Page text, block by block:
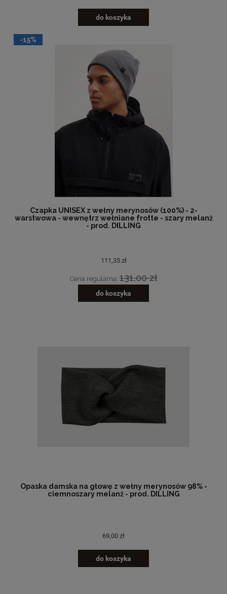
do koszyka
Czapka UNISEX z wełny merynosów (100%) - 2-
warstwowa - wewnętrz wełniane frotte - szary melanż
- prod. DILLING
111,35 zł
Cena regularna:131,00 zł
do koszyka
-15%
Opaska damska na głowę z wełny merynosów 98% -
ciemnoszary melanż - prod. DILLING
69,00 zł
do koszyka